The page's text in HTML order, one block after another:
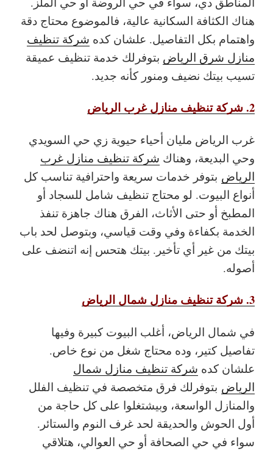
هناك الكثافة السكانية عالية، فالموضوع محتاج دقة
واهتمام بكل التفاصيل. علشان كده شركة تنظيف
منازل شرق الرياض بتوفرلك خدمة تنظيف عميقة
تسيب بيتك نضيف ومنور كأنه جديد.
2. شركة تنظيف منازل غرب الرياض
غرب الرياض مليان أحياء حيوية زي حي السويدي
وحي البديعة، وهناك شركة تنظيف منازل غرب
الرياض بتوفر خدمات سريعة واحترافية تناسب كل
أنواع البيوت. لو محتاج تنظيف شامل للسجاد أو
المطبخ أو حتى الأثاث، الفرق هناك جاهزة تنفذ
الخدمة بكفاءة وفي وقت قياسي، وبتوصل لحد باب
بيتك من غير أي تأخير. بيتك هتحس إنه اتنضف على
أصوله.
3. شركة تنظيف منازل شمال الرياض
في شمال الرياض، أغلب البيوت كبيرة وفيها
تفاصيل كتير، وده محتاج شغل من نوع خاص.
علشان كده شركة تنظيف منازل شمال
الرياض بتوفرلك فرق متخصصة في تنظيف الفلل
والمنازل الواسعة، وبيشتغلوا على كل حاجة من
أول الحوش والحديقة لحد غرف النوم والستائر.
سواء في حي الصحافة أو حي العوالي، هتلاقي